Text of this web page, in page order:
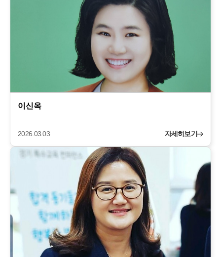
이신옥
2026.03.03 자세히보기